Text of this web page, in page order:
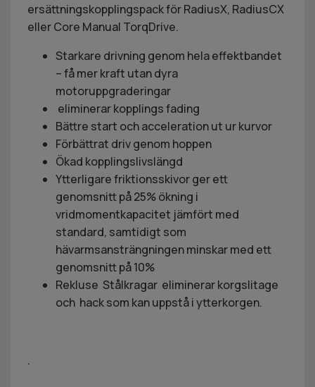
ersättningskopplingspack för RadiusX, RadiusCX
eller Core Manual TorqDrive.
Starkare drivning genom hela effektbandet
– få mer kraft utan dyra
motoruppgraderingar
eliminerar kopplings fading
Bättre start och acceleration ut ur kurvor
Förbättrat driv genom hoppen
Ökad kopplingslivslängd
Ytterligare friktionsskivor ger ett
genomsnitt på 25% ökning i
vridmomentkapacitet jämfört med
standard, samtidigt som
hävarmsansträngningen minskar med ett
genomsnitt på 10%
Rekluse Stålkragar eliminerar korgslitage
och hack som kan uppstå i ytterkorgen.
.